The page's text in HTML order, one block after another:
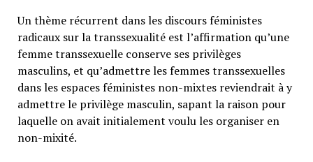
Un thème récurrent dans les discours féministes
radicaux sur la transsexualité est l’affirmation qu’une
femme transsexuelle conserve ses privilèges
masculins, et qu’admettre les femmes transsexuelles
dans les espaces féministes non-mixtes reviendrait à y
admettre le privilège masculin, sapant la raison pour
laquelle on avait initialement voulu les organiser en
non-mixité.